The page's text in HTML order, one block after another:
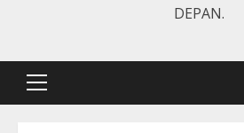
DEPAN.
Primary